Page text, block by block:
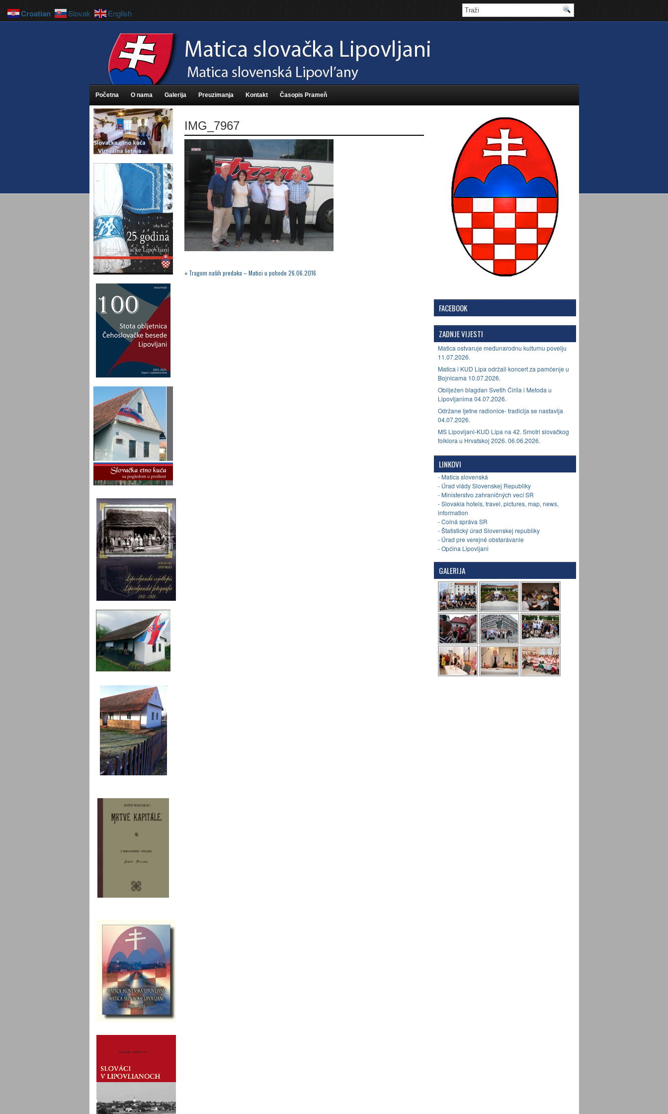
Početna O nama Galerija Preuzimanja Kontakt Časopis Prameň
IMG_7967
« Tragom naših predaka – Matici u pohode 26.06.2016
FACEBOOK
ZADNJE VIJESTI
Matica ostvaruje međunarodnu kulturnu povelju
11.07.2026.
Matica i KUD Lipa održali koncert za pamćenje u
Bojnicama 10.07.2026.
Obilježen blagdan Svetih Ćirila i Metoda u
Lipovljanima 04.07.2026.
Održane ljetne radionice- tradicija se nastavlja
04.07.2026.
MS Lipovljani-KUD Lipa na 42. Smotri slovačkog
folklora u Hrvatskoj 2026. 06.06.2026.
LINKOVI
- Matica slovenská
- Úrad vlády Slovenskej Republiky
- Ministerstvo zahraničných vecí SR
- Slovakia hotels, travel, pictures, map, news,
information
- Colná správa SR
- Štatistický úrad Slovenskej republiky
- Úrad pre verejné obstarávanie
- Općina Lipovljani
GALERIJA
Croatian Slovak English